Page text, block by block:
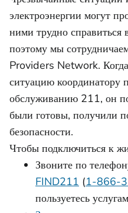
электроэнергии могут
ними трудно
поэтому мы
Providers Network.
ситуацию координатору
обслуживанию 211, он
были готовы, получили
безопасности.
Чтобы подключиться к
Звоните по
FIND211 (1-866-
пользуетесь